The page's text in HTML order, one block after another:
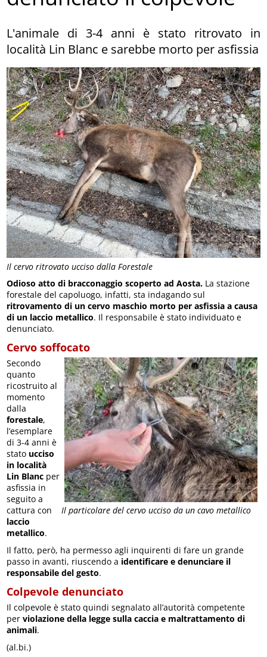
Il cervo ritrovato ucciso dalla Forestale
L'animale di 3-4 anni è stato ritrovato in
località Lin Blanc e sarebbe morto per asfissia
Odioso atto di bracconaggio scoperto ad Aosta. La stazione
forestale del capoluogo, infatti, sta indagando sul
ritrovamento di un cervo maschio morto per asfissia a causa
di un laccio metallico. Il responsabile è stato individuato e
denunciato.
Cervo soffocato
Il particolare del cervo ucciso da un cavo metallico
Secondo
quanto
ricostruito al
momento
dalla
forestale,
l’esemplare
di 3-4 anni è
stato ucciso
in località
Lin Blanc per
asfissia in
seguito a
cattura con
laccio
metallico.
Il fatto, però, ha permesso agli inquirenti di fare un grande
passo in avanti, riuscendo a identificare e denunciare il
responsabile del gesto.
Colpevole denunciato
Il colpevole è stato quindi segnalato all’autorità competente
perviolazione della legge sulla caccia e maltrattamento di
animali.
(al.bi.)